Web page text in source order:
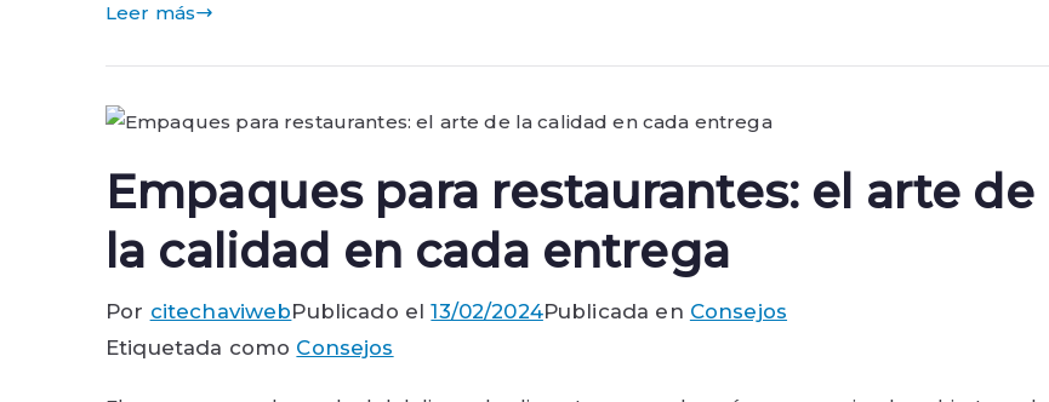
Leer más
Empaques para restaurantes: el arte de
la calidad en cada entrega
Por citechaviwebPublicado el13/02/2024Publicada en Consejos
Etiquetada como Consejos